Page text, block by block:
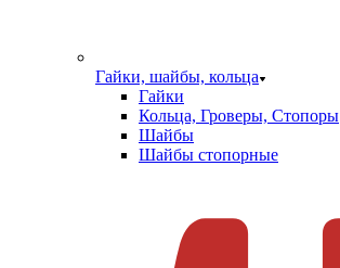
Гайки, шайбы, кольца
Гайки
Кольца, Гроверы, Стопоры
Шайбы
Шайбы стопорные